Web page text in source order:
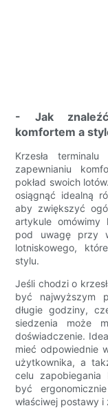
- Jak
komfortem a
Krzesła
zapewnianiu
pokład swoich
osiągnąć idealną
aby zwiększyć
artykule
pod uwagę przy
lotniskowego,
stylu.
Jeśli chodzi o
być najwyższym
długie godziny,
siedzenia może
doświadczenie.
mieć odpowiednie
użytkownika, a
celu zapobiegania
być
właściwej postawy i